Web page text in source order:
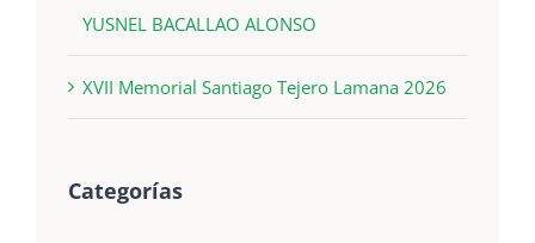
YUSNEL BACALLAO ALONSO
XVII Memorial Santiago Tejero Lamana 2026
Categorías